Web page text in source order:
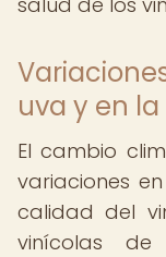
uva y en
El cambio
variaciones
calidad del
vinícolas